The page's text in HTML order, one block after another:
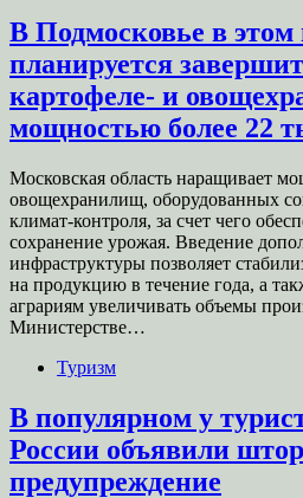
В Подмосковье в этом
планируется
картофеле- и
мощностью более 22
Московская область наращивает
овощехранилищ, оборудованных
климат-контроля, за счет чего
сохранение урожая. Введение
инфраструктуры позволяет
на продукцию в течение года, а
аграриям увеличивать объемы
Министерстве…
Туризм
В популярном у
России объявили
предупреждение